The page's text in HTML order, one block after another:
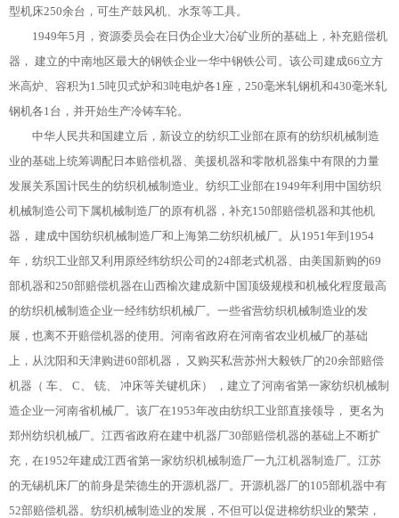
型机床250余台，可生产鼓风机、水泵等工具。
1949年5月，资源委员会在日伪企业大冶矿业所的基础上，补充赔偿机
器， 建立的中南地区最大的钢铁企业一华中钢铁公司。该公司建成66立方
米高炉、容积为1.5吨贝式炉和3吨电炉各1座，250毫米轧钢机和430毫米轧
钢机各1台，并开始生产冷铸车轮。
中华人民共和国建立后，新设立的纺织工业部在原有的纺织机械制造
业的基础上统筹调配日本赔偿机器、美援机器和零散机器集中有限的力量
发展关系国计民生的纺织机械制造业。纺织工业部在1949年利用中国纺织
机械制造公司下属机械制造厂的原有机器，补充150部赔偿机器和其他机
器， 建成中国纺织机械制造厂和上海第二纺织机械厂。从1951年到1954
年，纺织工业部又利用原经纬纺织公司的24部老式机器、由美国新购的69
部机器和250部赔偿机器在山西榆次建成新中国顶级规模和机械化程度最高
的纺织机械制造企业一经纬纺织机械厂。一些省营纺织机械制造业的发
展，也离不开赔偿机器的使用。河南省政府在河南省农业机械厂的基础
上，从沈阳和天津购进60部机器， 又购买私营苏州大毅铁厂的20余部赔偿
机器（ 车、 C、 铳、 冲床等关键机床） ，建立了河南省第一家纺织机械制
造企业一河南省机械厂。该厂在1953年改由纺织工业部直接领导， 更名为
郑州纺织机械厂。江西省政府在建中机器厂30部赔偿机器的基础上不断扩
充，在1952年建成江西省第一家纺织机械制造厂一九江机器制造厂。江苏
的无锡机床厂的前身是荣德生的开源机器厂。开源机器厂的105部机器中有
52部赔偿机器。纺织机械制造业的发展，不但可以促进棉纺织业的繁荣，